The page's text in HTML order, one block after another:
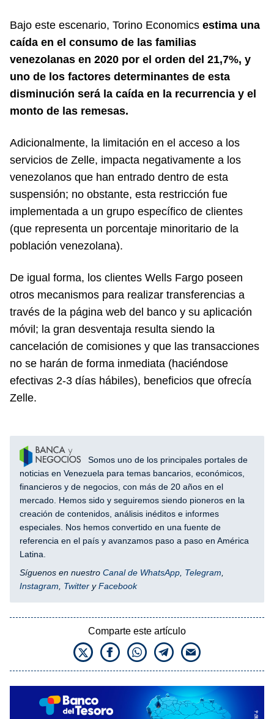
Bajo este escenario, Torino Economics estima una
caída en el consumo de las familias
venezolanas en 2020 por el orden del 21,7%, y
uno de los factores determinantes de esta
disminución será la caída en la recurrencia y el
monto de las remesas.
Adicionalmente, la limitación en el acceso a los
servicios de Zelle, impacta negativamente a los
venezolanos que han entrado dentro de esta
suspensión; no obstante, esta restricción fue
implementada a un grupo específico de clientes
(que representa un porcentaje minoritario de la
población venezolana).
De igual forma, los clientes Wells Fargo poseen
otros mecanismos para realizar transferencias a
través de la página web del banco y su aplicación
móvil; la gran desventaja resulta siendo la
cancelación de comisiones y que las transacciones
no se harán de forma inmediata (haciéndose
efectivas 2-3 días hábiles), beneficios que ofrecía
Zelle.
Somos uno de los principales portales de
noticias en Venezuela para temas bancarios, económicos,
financieros y de negocios, con más de 20 años en el
mercado. Hemos sido y seguiremos siendo pioneros en la
creación de contenidos, análisis inéditos e informes
especiales. Nos hemos convertido en una fuente de
referencia en el país y avanzamos paso a paso en América
Latina.
Síguenos en nuestro Canal de WhatsApp Telegram
Instagram
Twitter yFacebook
Comparte este artículo